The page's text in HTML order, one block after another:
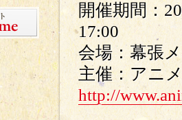
開催期間：
17:00
会場：幕張
主催：アニ
http://